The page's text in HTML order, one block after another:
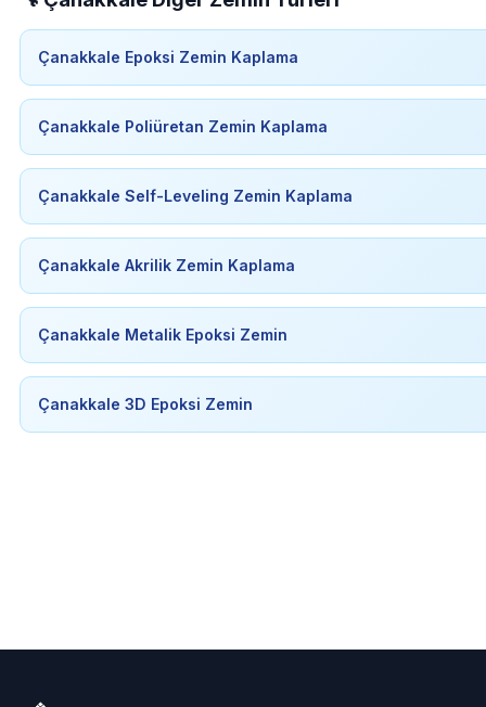
Çanakkale Epoksi Zemin Kaplama
Çanakkale Poliüretan Zemin Kaplama
Çanakkale Self-Leveling Zemin Kaplama
Çanakkale Akrilik Zemin Kaplama
Çanakkale Metalik Epoksi Zemin
Çanakkale 3D Epoksi Zemin